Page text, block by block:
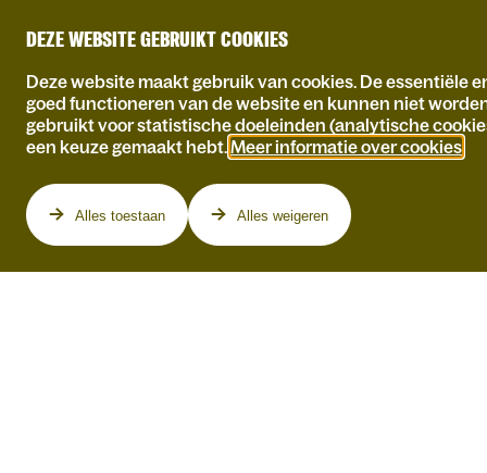
DEZE WEBSITE GEBRUIKT COOKIES
Deze website maakt gebruik van cookies. De essentiële
goed functioneren van de website en kunnen niet
gebruikt voor statistische doeleinden (analytische
een keuze gemaakt hebt. Meer informatie over cookies
Alles toestaan Alles weigeren